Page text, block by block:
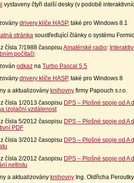
vystaveny čtyři další desky (v podobě
drivery klíče HASP, také pro Windows 8.1
stránka soustřeďující články o systému
čísla 7/1988 časopisu Amatérské radio:
počítači
odkaz na Turbo Pascal 5.5
drivery klíče HASP, také pro Windows 8
a aktualizovány knihovny firmy Papouch s.r.o.
čísla 1/2013 časopisu DPS – Plošné spoje od A
izolační vzdálenost
čísla 5/2012 časopisu DPS – Plošné spoje od A
PDF
čísla 3/2012 časopisu DPS – Plošné spoje od A
čísla 2/2012 časopisu DPS – Plošné spoje od A
netlistu
a aktualizovány knihovny Ing. Oldřicha Peroutky